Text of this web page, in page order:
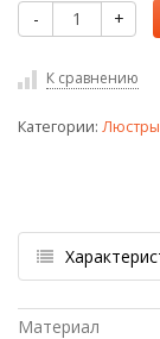
- +
К сравнению
Категории: Люстры
Материал